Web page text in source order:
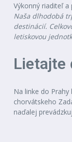
Výkonný riaditeľ a
Naša dlhodobá
destinácií.
letiskovou
Lietajte
Na linke do
chorvátskeho
naďalej